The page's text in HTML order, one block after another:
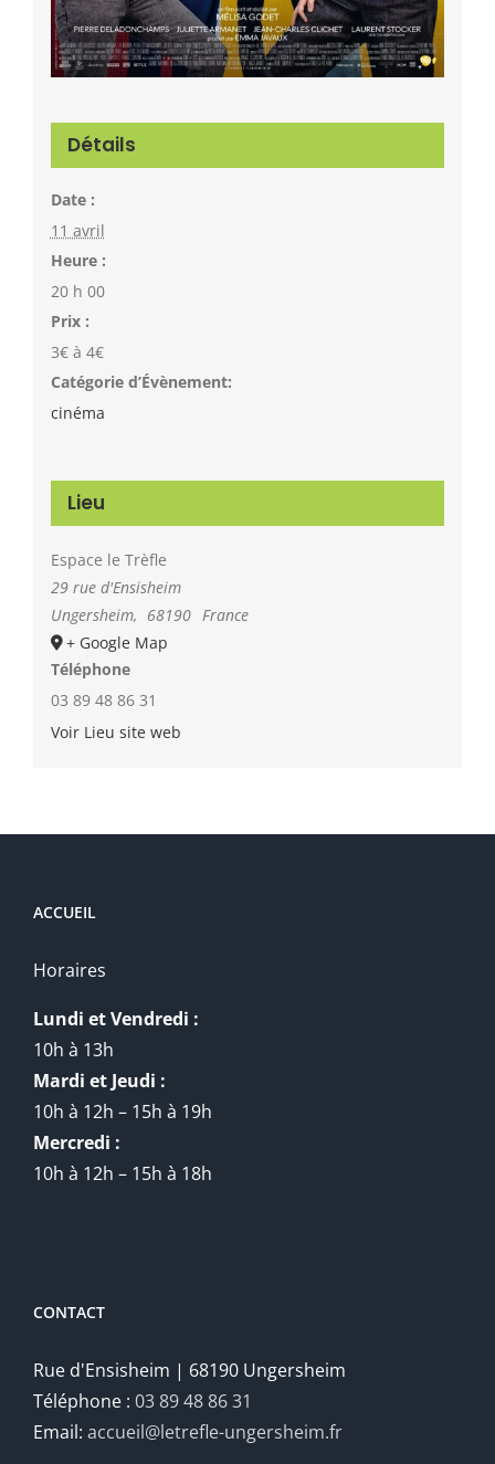
Détails
Date :
11 avril
Heure :
20 h 00
Prix :
3€ à 4€
Catégorie d’Évènement:
cinéma
Lieu
Espace le Trèfle
29 rue d'Ensisheim
Ungersheim, 68190 France
+ Google Map
Téléphone
03 89 48 86 31
Voir Lieu site web
ACCUEIL
Horaires
Lundi et Vendredi :
10h à 13h
Mardi et Jeudi :
10h à 12h – 15h à 19h
Mercredi :
10h à 12h – 15h à 18h
CONTACT
Rue d'Ensisheim | 68190 Ungersheim
Téléphone : 03 89 48 86 31
Email: accueil@letrefle-ungersheim.fr